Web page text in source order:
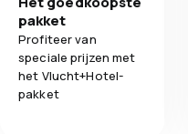
pakket
Profiteer van
speciale prijzen met
het Vlucht+Hotel-
pakket